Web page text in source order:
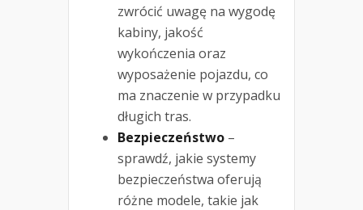
zwrócić uwagę na wygodę
kabiny, jakość
wykończenia oraz
wyposażenie pojazdu, co
ma znaczenie w przypadku
długich tras.
Bezpieczeństwo –
sprawdź, jakie systemy
bezpieczeństwa oferują
różne modele, takie jak